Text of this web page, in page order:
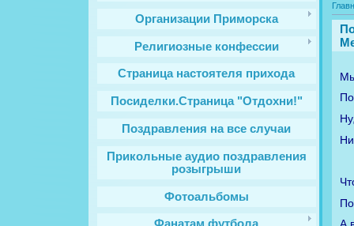
Организации Приморска
Религиозные конфессии
Cтраница настоятеля прихода
Посиделки.Страница "Отдохни!"
Поздравления на все случаи
Прикольные аудио поздравления
розыгрыши
Фотоальбомы